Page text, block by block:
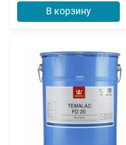
В корзину